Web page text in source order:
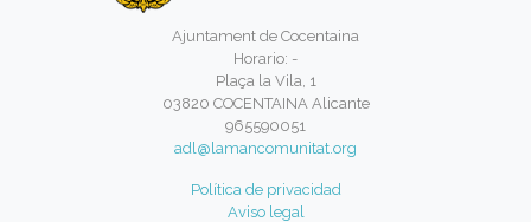
Ajuntament de Cocentaina
Horario: -
Plaça la Vila, 1
03820 COCENTAINA Alicante
965590051
adl@lamancomunitat.org
Política de privacidad
Aviso legal